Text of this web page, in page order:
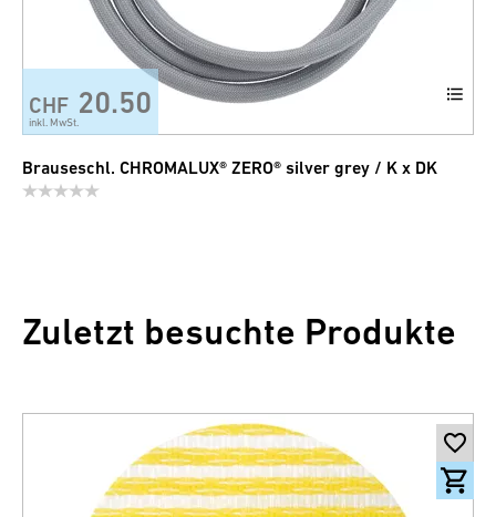
CHF 20.50
inkl. MwSt.
Brauseschl. CHROMALUX® ZERO® silver grey / K x DK
Zuletzt besuchte Produkte